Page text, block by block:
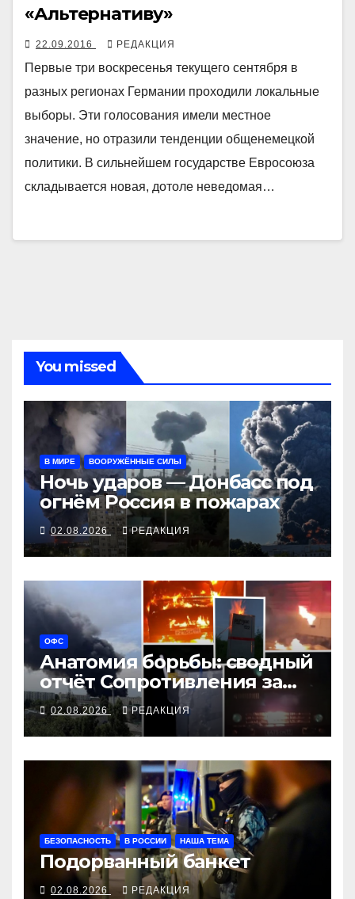
«Альтернативу»
22.09.2016 РЕДАКЦИЯ
Первые три воскресенья текущего сентября в
разных регионах Германии проходили локальные
выборы. Эти голосования имели местное
значение, но отразили тенденции общенемецкой
политики. В сильнейшем государстве Евросоюза
складывается новая, дотоле неведомая…
You missed
В МИРЕ ВООРУЖЁННЫЕ СИЛЫ
Ночь ударов — Донбасс под
огнём Россия в пожарах
02.08.2026 РЕДАКЦИЯ
ОФС
Анатомия борьбы: сводный
отчёт Сопротивления за
июль 2026 года
02.08.2026 РЕДАКЦИЯ
БЕЗОПАСНОСТЬ В РОССИИ НАША ТЕМА
Подорванный банкет
02.08.2026 РЕДАКЦИЯ